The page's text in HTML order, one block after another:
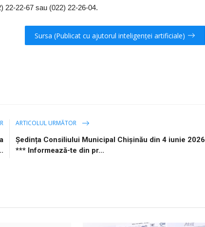
22-22-67 sau (022) 22-26-04.
Sursa (Publicat cu ajutorul inteligenței artificiale)
ARTICOLUL URMĂTOR
Ședința Consiliului Municipal Chișinău din 4 iunie 2026
*** Informează-te din pr...